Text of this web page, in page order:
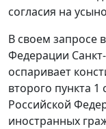
согласия на
В своем запросе
Федерации
оспаривает
второго пункта 1
Российской
иностранных